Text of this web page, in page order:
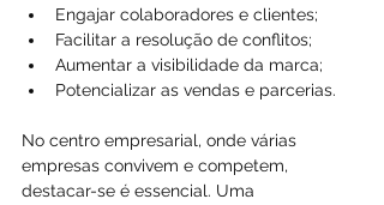
Engajar colaboradores e clientes;
Facilitar a resolução de conflitos;
Aumentar a visibilidade da marca;
Potencializar as vendas e parcerias.
No centro empresarial, onde várias
empresas convivem e competem,
destacar-se é essencial. Uma